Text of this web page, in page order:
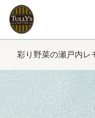
彩り野菜の瀬戸内レ